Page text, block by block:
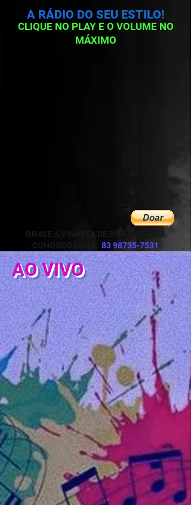
GRAVE A VINHETA DE SUA EMPRESA
CONOSCO LIGUE:
83 98735-7531
CLIQUE NO PLAY E O VOLUME NO
MÁXIMO
A RÁDIO DO SEU ESTILO!
AO VIVO